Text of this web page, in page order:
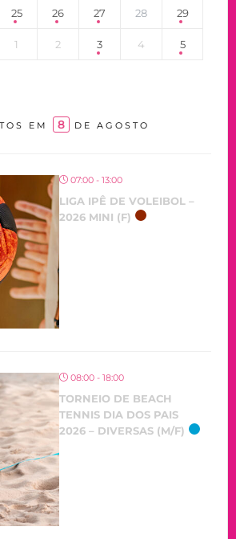
25 26 27 28 29
1 2 3 4 5
EM 8 DE AGOSTO
07:00 - 13:00
LIGA IPÊ DE VOLEIBOL –
2026 MINI (F)
08:00 - 18:00
TORNEIO DE BEACH
TENNIS DIA DOS PAIS
2026 – DIVERSAS (M/F)